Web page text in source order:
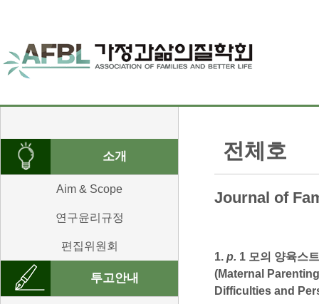
소개
Aim & Scope
연구윤리규정
편집위원회
투고안내
전체호
Journal of
1. p. 1 모의 양육스
(Maternal
Difficulties and